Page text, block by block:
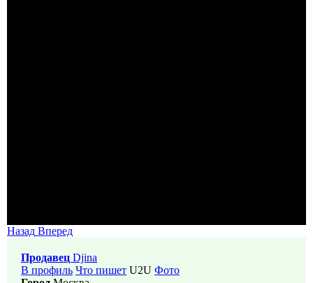
Назад Вперед
Продавец Djina
В профиль Что пишет U2U Фото